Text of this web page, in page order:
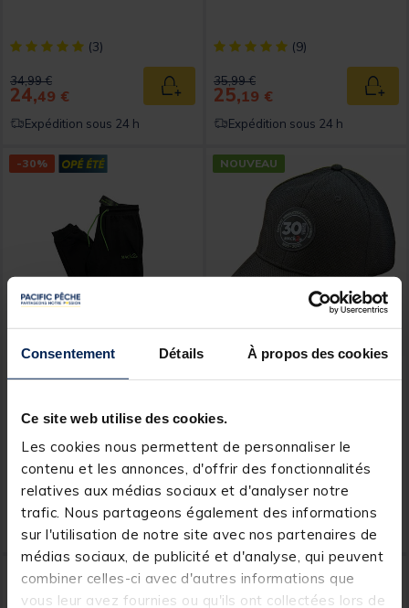
Consentement Détails À propos des cookies
Ce site web utilise des cookies.
Les cookies nous permettent de personnaliser le
contenu et les annonces, d'offrir des fonctionnalités
relatives aux médias sociaux et d'analyser notre
trafic. Nous partageons également des informations
sur l'utilisation de notre site avec nos partenaires de
médias sociaux, de publicité et d'analyse, qui peuvent
combiner celles-ci avec d'autres informations que
vous leur avez fournies ou qu'ils ont collectées lors de
[object Object] out of 5 Customer Rating
(3)
Price reduced from
34,99 €to
24,49 € Ajouter au panier
Expédition sous 24 h
[object Object] out of 5
(9)
Price reduced from
35,99 €to
25,19 €
Expédition sous 24 h
-30%
[object Object] out of 5 Customer Rating
(6)
Price reduced from
25,99 €to
18, 19 € Ajouter au panier
Expédition sous 24 h
NOUVEAU
ans
19, 99 €
Expédition sous 24 h